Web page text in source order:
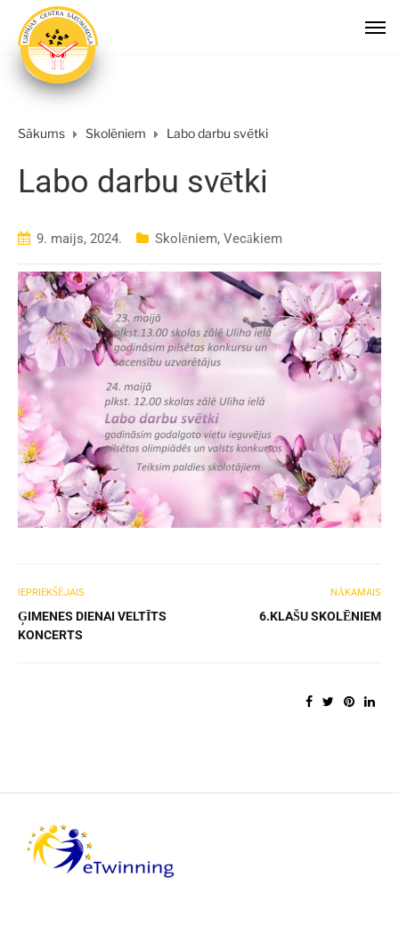
Sākums Skolēniem Labo darbu svētki
Labo darbu svētki
9. maijs, 2024. Skolēniem, Vecākiem
IEPRIEKŠĒJAIS
ĢIMENES DIENAI VELTĪTS
KONCERTS
NĀKAMAIS
6.KLAŠU SKOLĒNIEM